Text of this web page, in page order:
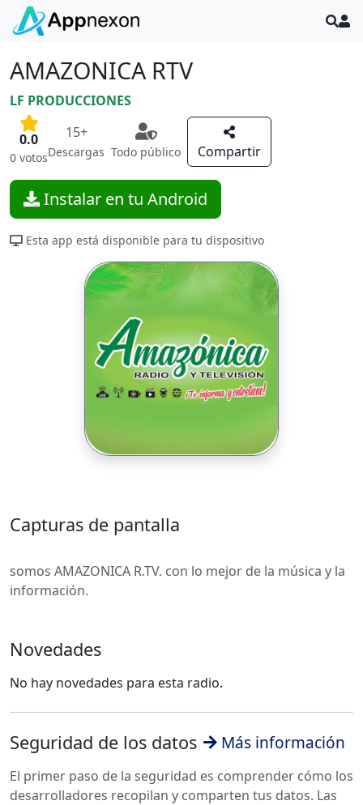
AMAZONICA RTV
LF PRODUCCIONES
0.0
0 votos
15+
Descargas Todo público Compartir
Instalar en tu Android
Esta app está disponible para tu dispositivo
Capturas de pantalla
somos AMAZONICA R.TV. con lo mejor de la música y la
información.
Novedades
No hay novedades para esta radio.
Seguridad de los datos Más información
El primer paso de la seguridad es comprender cómo los
desarrolladores recopilan y comparten tus datos. Las